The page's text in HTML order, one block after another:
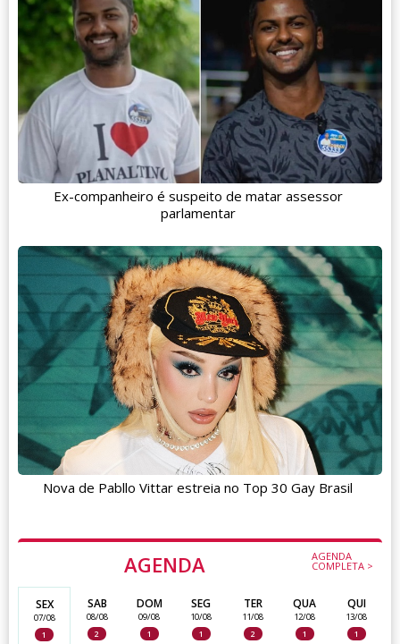
AGENDA AGENDA
COMPLETA >
SEX
07/08
1
SAB
08/08
2
DOM
09/08
1
SEG
10/08
1
TER
11/08
2
QUA
12/08
1
QUI
13/08
1
Ex-companheiro é suspeito de matar assessor
parlamentar
Nova de Pabllo Vittar estreia no Top 30 Gay Brasil